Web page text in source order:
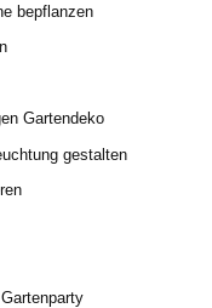
bepflanzen
Gartendeko
gestalten